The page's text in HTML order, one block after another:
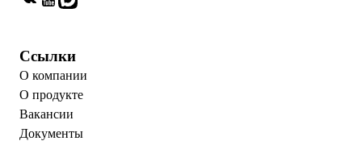
Ссылки
О компании
О продукте
Вакансии
Документы